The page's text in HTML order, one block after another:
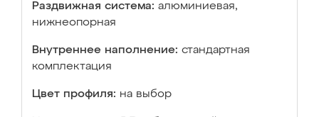
Раздвижная система: алюминиевая,
нижнеопорная
Внутреннее наполнение: стандартная
комплектация
Цвет профиля: на выбор